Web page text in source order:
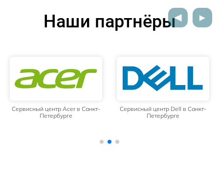
Наши партнёры
Сервисный центр Acer в Санкт-
Петербурге
Сервисный центр Dell в Санкт-
Петербурге